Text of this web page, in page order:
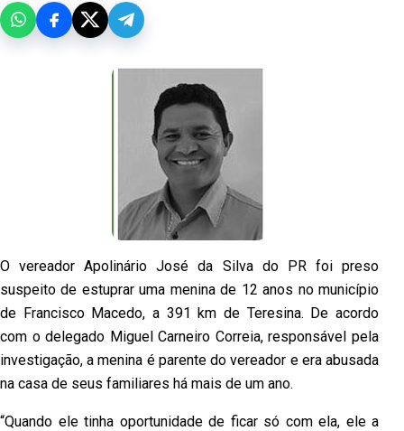
O vereador Apolinário José da Silva do PR foi preso
suspeito de estuprar uma menina de 12 anos no município
de Francisco Macedo, a 391 km de Teresina. De acordo
com o delegado Miguel Carneiro Correia, responsável pela
investigação, a menina é parente do vereador e era abusada
na casa de seus familiares há mais de um ano.
“Quando ele tinha oportunidade de ficar só com ela, ele a